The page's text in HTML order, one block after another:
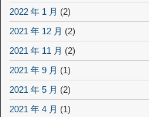
2022 年 1 月 (2)
2021 年 12 月 (2)
2021 年 11 月 (2)
2021 年 9 月 (1)
2021 年 5 月 (2)
2021 年 4 月 (1)